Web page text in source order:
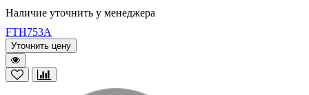
Наличие уточнить у менеджера
FTH753A
Уточнить цену